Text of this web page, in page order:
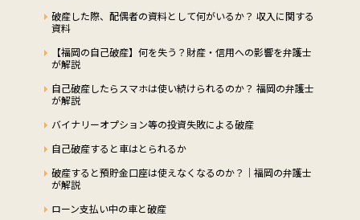
破産した際、配偶者の資料として何がいるか？ 収入に関する
資料
【福岡の自己破産】何を失う？財産・信用への影響を弁護士
が解説
自己破産したらスマホは使い続けられるのか？ 福岡の弁護士
が解説
バイナリーオプション等の投資失敗による破産
自己破産すると車はとられるか
破産すると預貯金口座は使えなくなるのか？｜福岡の弁護士
が解説
ローン支払い中の車と破産